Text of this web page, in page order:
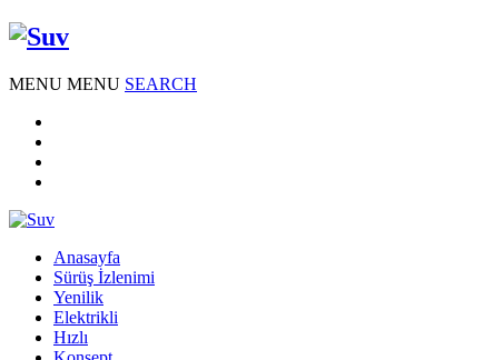
MENU MENU SEARCH
Anasayfa
Sürüş İzlenimi
Yenilik
Elektrikli
Hızlı